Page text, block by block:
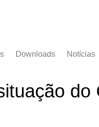
Downloads
Acordos Coletivos
Notícias
do